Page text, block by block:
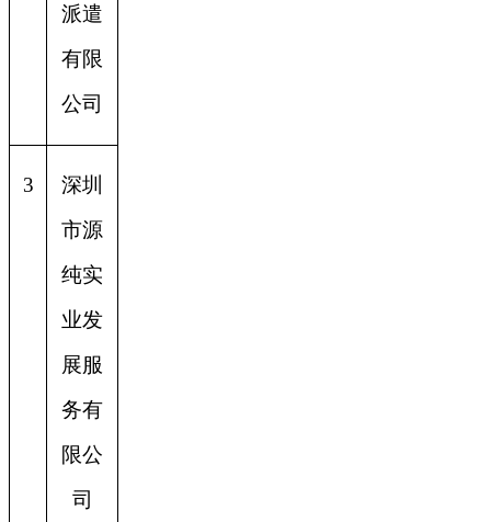
派遣
有限
公司
3
深圳
市源
纯实
业发
展服
务有
限公
司